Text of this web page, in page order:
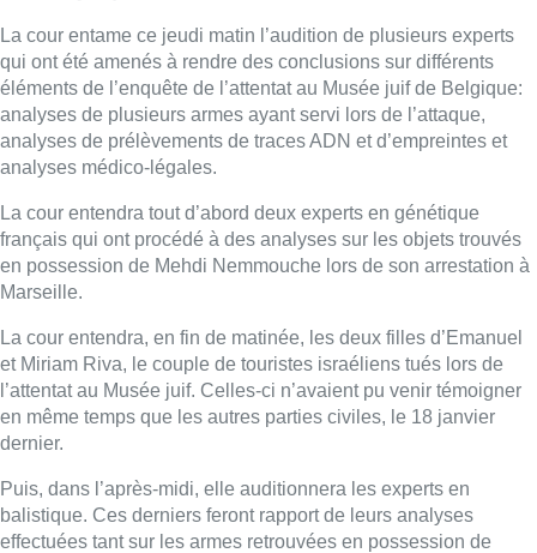
La cour entame ce jeudi matin l’audition de plusieurs experts
qui ont été amenés à rendre des conclusions sur différents
éléments de l’enquête de l’attentat au Musée juif de Belgique:
analyses de plusieurs armes ayant servi lors de l’attaque,
analyses de prélèvements de traces ADN et d’empreintes et
analyses médico-légales.
La cour entendra tout d’abord deux experts en génétique
français qui ont procédé à des analyses sur les objets trouvés
en possession de Mehdi Nemmouche lors de son arrestation à
Marseille.
La cour entendra, en fin de matinée, les deux filles d’Emanuel
et Miriam Riva, le couple de touristes israéliens tués lors de
l’attentat au Musée juif. Celles-ci n’avaient pu venir témoigner
en même temps que les autres parties civiles, le 18 janvier
dernier.
Puis, dans l’après-midi, elle auditionnera les experts en
balistique. Ces derniers feront rapport de leurs analyses
effectuées tant sur les armes retrouvées en possession de